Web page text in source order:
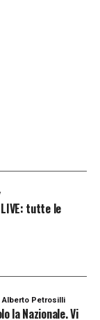
tutte le
Alberto Petrosilli
la Nazionale. Vi